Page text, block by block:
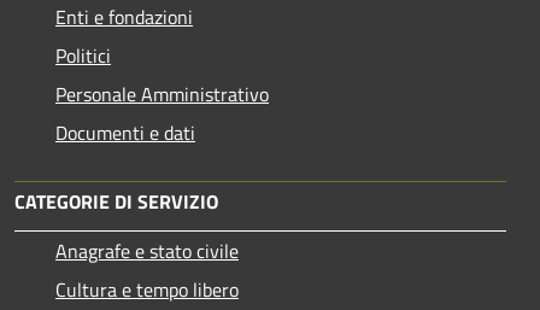
Enti e fondazioni
Politici
Personale Amministrativo
Documenti e dati
CATEGORIE DI SERVIZIO
Anagrafe e stato civile
Cultura e tempo libero